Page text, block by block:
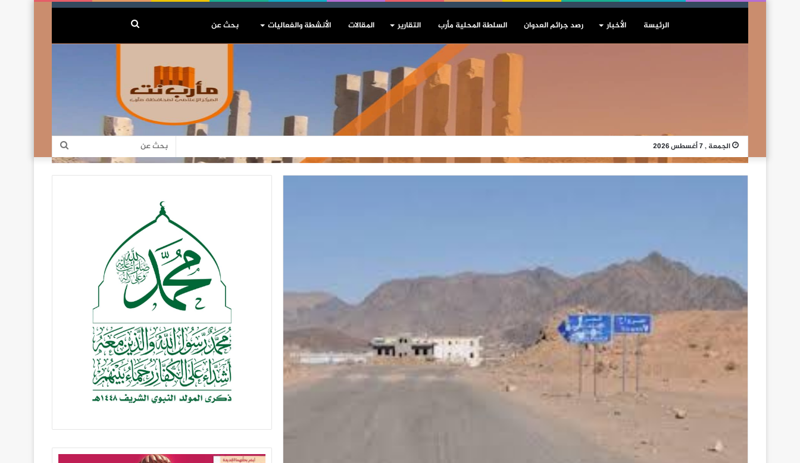
الرئيسة الأخبار رصد جرائم العدوان السلطة المحلية مأرب التقارير المقالات الأنشطة والفعاليات بحث
الجمعة , 7 أغسطس 2026
بحث
عن